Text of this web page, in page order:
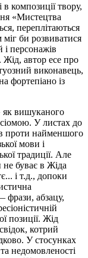
композиції твору,
«Мистецтва
переплітаються
би розвиватися
персонажів
Жід, автор есе про
виконавець,
фортепіано із
як вишуканого
У листах до
проти найменшого
мови і
традиції. Але
буває в Жіда
і т.д., допоки
фрази, абзацу,
позиції. Жід
котрий
У стосунках
недомовленості